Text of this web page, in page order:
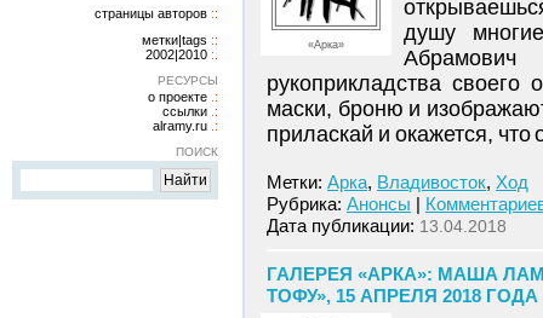
страницы авторов
метки|tags
2002|2010
РЕСУРСЫ
о проекте
ссылки
alramy.ru
ПОИСК
«Арка»
душу
рукоприкладства
маски, броню и
приласкай и окажется,
Метки: Арка, Владивосток, Ход
Рубрика: Анонсы |
Дата публикации: 13.04.2018
ГАЛЕРЕЯ «АРКА»: МАША
ТОФУ», 15 АПРЕЛЯ 2018 ГОДА